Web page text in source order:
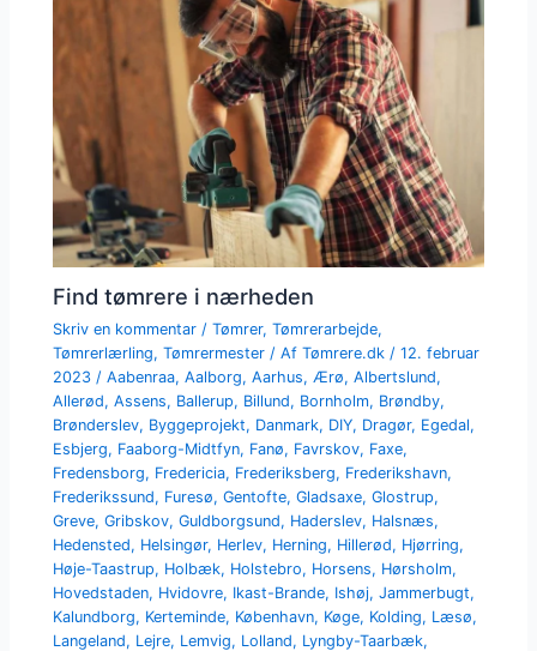
Find tømrere i nærheden
Skriv en kommentar /Tømrer,Tømrerarbejde,
Tømrerlærling,Tømrermester / AfTømrere.dk /12. februar
2023 /Aabenraa,Aalborg,Aarhus, Ærø,Albertslund,
Allerød,Assens, Ballerup, Billund, Bornholm, Brøndby,
Brønderslev, Byggeprojekt, Danmark, DIY, Dragør, Egedal,
Esbjerg, Faaborg-Midtfyn, Fanø, Favrskov, Faxe,
Fredensborg, Fredericia, Frederiksberg, Frederikshavn,
Frederikssund, Furesø,Gentofte,Gladsaxe,Glostrup,
Greve,Gribskov,Guldborgsund, Haderslev, Halsnæs,
Hedensted, Helsingør, Herlev, Herning, Hillerød, Hjørring,
Høje-Taastrup, Holbæk, Holstebro, Horsens, Hørsholm,
Hovedstaden, Hvidovre, Ikast-Brande, Ishøj,Jammerbugt,
Kalundborg, Kerteminde, København, Køge, Kolding, Læsø,
Langeland, Lejre, Lemvig, Lolland, Lyngby-Taarbæk,